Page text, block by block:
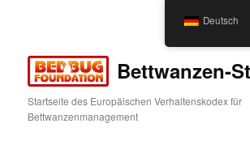
Bettwanzen-
Startseite des Europäischen Verhaltenskodex für
Bettwanzenmanagement
Deutsch